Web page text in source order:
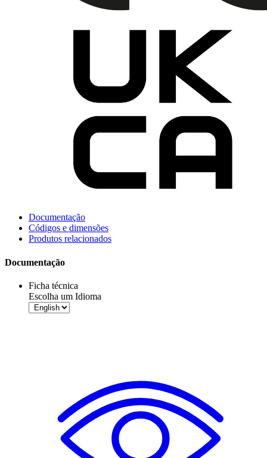
Documentação
Códigos e dimensões
Produtos relacionados
Documentação
Ficha técnica
Escolha um Idioma